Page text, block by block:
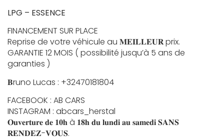
LPG – ESSENCE
FINANCEMENT SUR PLACE
Reprise de votre véhicule au 𝐌𝐄𝐈𝐋𝐋𝐄𝐔𝐑 prix.
GARANTIE 12 MOIS ( possibilité jusqu’à 5 ans de
garanties )
𝐁runo Lucas : +32470181804
FACEBOOK : AB CARS
INSTAGRAM : abcars_herstal
𝐎𝐮𝐯𝐞𝐫𝐭𝐮𝐫𝐞 𝐝𝐞 𝟏𝟎𝐡 à 𝟏𝟖𝐡 𝐝𝐮 𝐥𝐮𝐧𝐝𝐢 𝐚𝐮 𝐬𝐚𝐦𝐞𝐝𝐢 𝐒𝐀𝐍𝐒
𝐑𝐄𝐍𝐃𝐄𝐙-𝐕𝐎𝐔𝐒.